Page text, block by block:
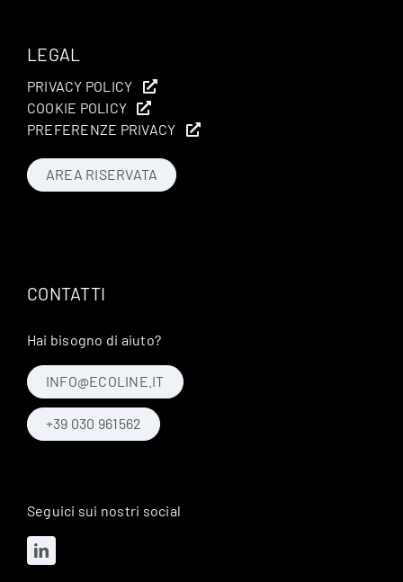
LEGAL
PRIVACY POLICY
COOKIE POLICY
PREFERENZE PRIVACY
AREA RISERVATA
CONTATTI
Hai bisogno di aiuto?
INFO@ECOLINE.IT
+39 030 961562
Seguici sui nostri social